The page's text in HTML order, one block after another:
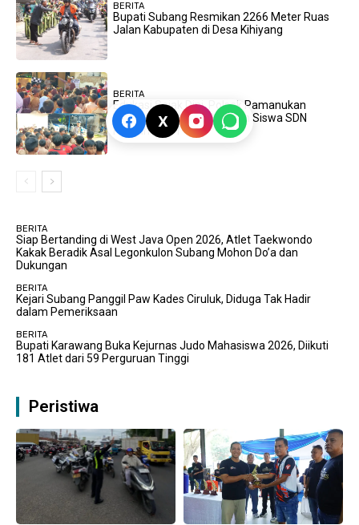
BERITA
Bupati Subang Resmikan 2266 Meter Ruas
Jalan Kabupaten di Desa Kihiyang
BERITA
Edukasi Sejak Dini, Polsek Pamanukan
Terima Kunjungan Ratusan Siswa SDN
Pamanukan I
BERITA
Siap Bertanding di West Java Open 2026, Atlet Taekwondo
Kakak Beradik Asal Legonkulon Subang Mohon Do’a dan
Dukungan
BERITA
Kejari Subang Panggil Paw Kades Ciruluk, Diduga Tak Hadir
dalam Pemeriksaan
BERITA
Bupati Karawang Buka Kejurnas Judo Mahasiswa 2026, Diikuti
181 Atlet dari 59 Perguruan Tinggi
Peristiwa
X